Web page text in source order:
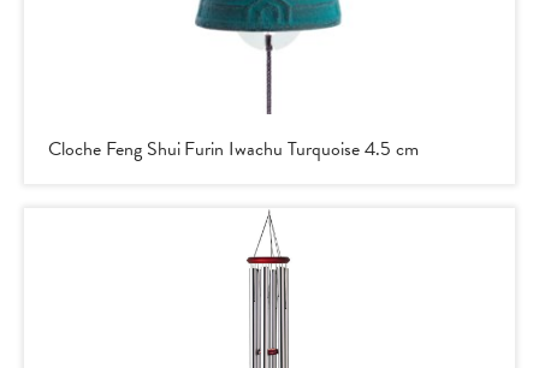
Cloche Feng Shui Furin Iwachu Turquoise 4.5 cm